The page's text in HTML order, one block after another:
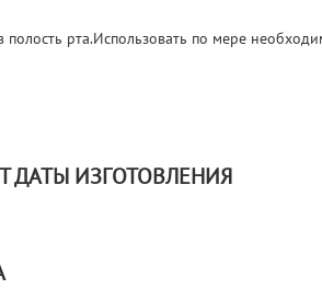
рта.Использовать по мере
ДАТЫ ИЗГОТОВЛЕНИЯ